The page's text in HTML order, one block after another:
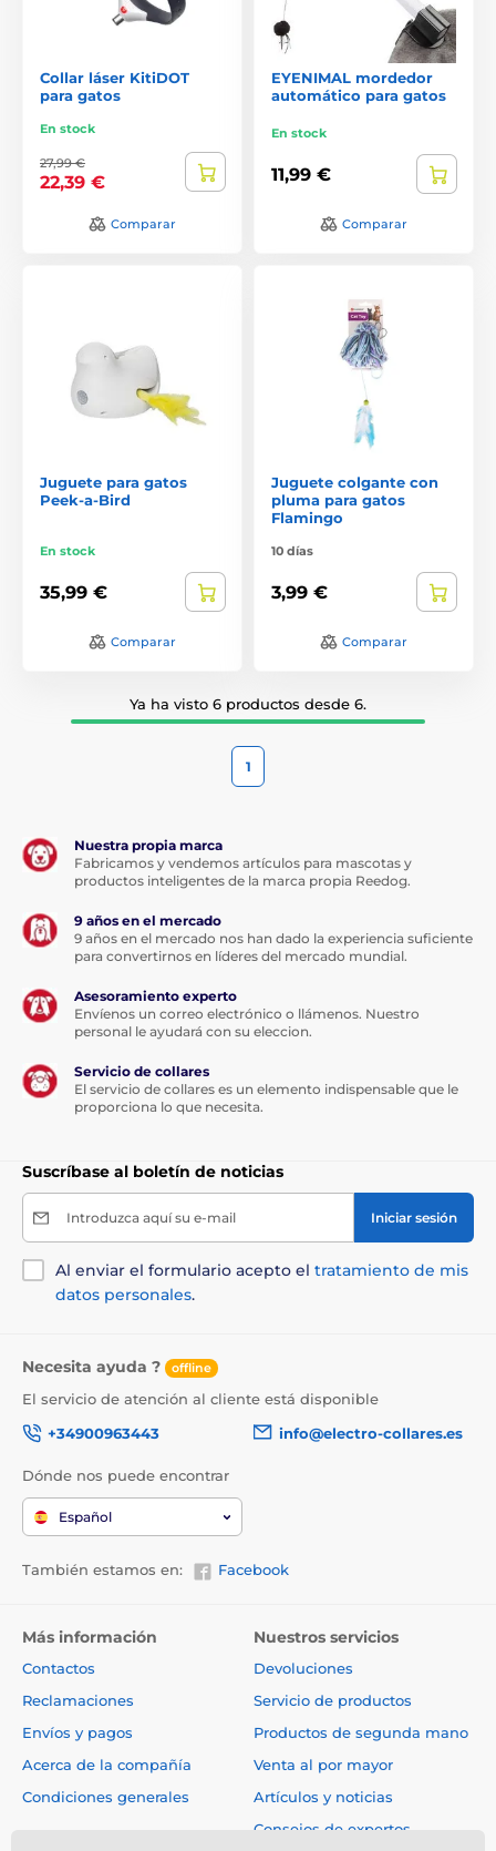
Collar láser KitiDOT
para gatos
En stock
27,99 €
22,39 €
Comparar
EYENIMAL mordedor
automático para gatos
En stock
11,99 €
Comparar
Juguete para gatos
Peek-a-Bird
En stock
35,99 €
Comparar
Juguete colgante con
pluma para gatos
Flamingo
10 días
3,99 €
Comparar
Ya ha visto 6 productos desde 6.
1
Nuestra propia marca
Fabricamos y vendemos artículos para mascotas y
productos inteligentes de la marca propia Reedog.
9 años en el mercado
9 años en el mercado nos han dado la experiencia suficiente
para convertirnos en líderes del mercado mundial.
Asesoramiento experto
Envíenos un correo electrónico o llámenos. Nuestro
personal le ayudará con su eleccion.
Servicio de collares
El servicio de collares es un elemento indispensable que le
proporciona lo que necesita.
Suscríbase al boletín de noticias
Introduzca aquí su e-mail Iniciar sesión
Al enviar el formulario acepto el tratamiento de mis
datos personales.
Necesita ayuda ? offline
El servicio de atención al cliente está disponible
+34900963443
info@electro-collares.es
Dónde nos puede encontrar
Español
También estamos en: Facebook
Más información
Contactos
Reclamaciones
Envíos y pagos
Acerca de la compañía
Condiciones generales
Nuestros servicios
Devoluciones
Servicio de productos
Productos de segunda mano
Venta al por mayor
Artículos y noticias
Consejos de expertos